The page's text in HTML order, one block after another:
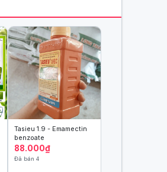
Tasieu 1.9 - Emamectin
benzoate
88.000₫
Đã bán 4